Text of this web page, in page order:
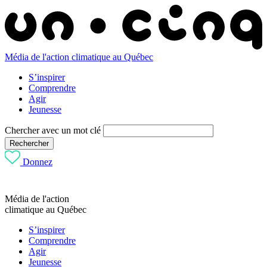
Média de l'action climatique au Québec
S’inspirer
Comprendre
Agir
Jeunesse
Chercher avec un mot clé
Rechercher
Donnez
Média de l'action
climatique au Québec
S’inspirer
Comprendre
Agir
Jeunesse